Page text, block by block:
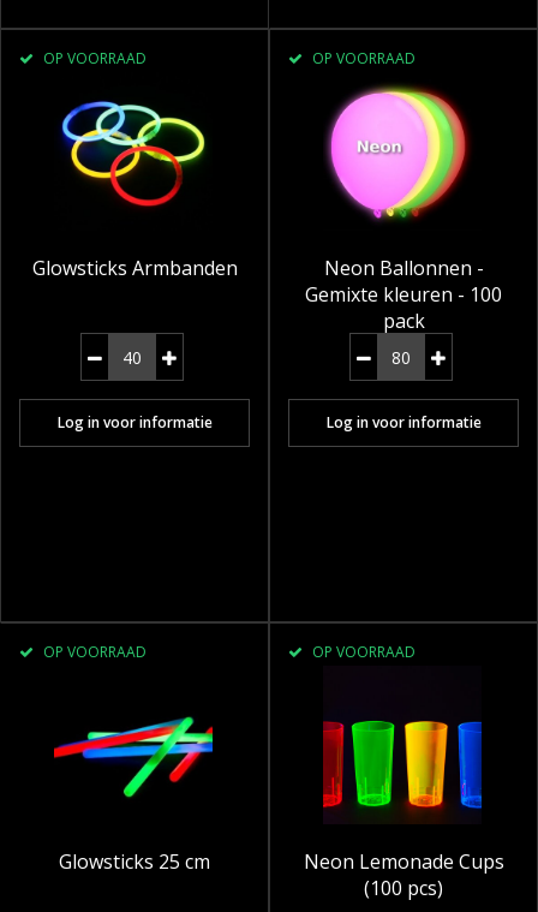
OP VOORRAAD
Glowsticks Armbanden
Log in voor informatie
OP VOORRAAD
Neon Ballonnen -
Gemixte kleuren - 100
pack
Log in voor informatie
OP VOORRAAD
Glowsticks 25 cm
OP VOORRAAD
Neon Lemonade Cups
(100 pcs)